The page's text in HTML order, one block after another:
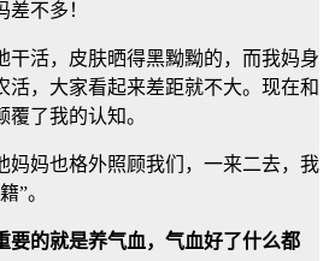
不多！
干活，皮肤晒得黑黝黝的，而我妈身
活，大家看起来差距就不大。现在和
了我的认知。
妈妈也格外照顾我们，一来二去，我
”。
要的就是养气血，气血好了什么都